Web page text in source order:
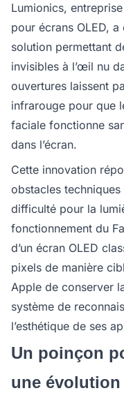
Lumionics,
pour écrans OLED,
solution permettant
invisibles à l’œil nu
ouvertures laissent
infrarouge pour que
faciale fonctionne
dans l’écran.
Cette innovation
obstacles
difficulté pour la
fonctionnement du
d’un écran OLED
pixels de manière
Apple de conserver
système de
l’esthétique de ses
Un poinçon
une